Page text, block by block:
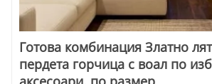
Готова комбинация Златно
пердета горчица с воал по